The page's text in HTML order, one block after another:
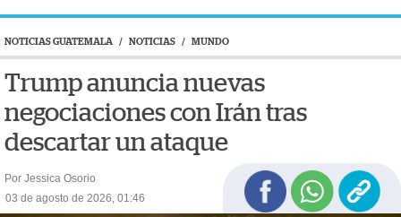
NOTICIAS GUATEMALA / NOTICIAS / MUNDO
Trump anuncia nuevas
negociaciones con Irán tras
descartar un ataque
Por Jessica Osorio
03 de agosto de 2026, 01:46